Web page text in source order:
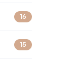
16
15